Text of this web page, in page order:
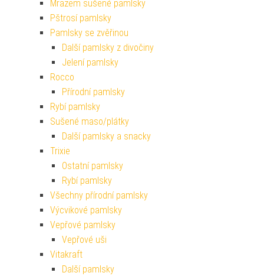
Mrazem sušené pamlsky
Pštrosí pamlsky
Pamlsky se zvěřinou
Další pamlsky z divočiny
Jelení pamlsky
Rocco
Přírodní pamlsky
Rybí pamlsky
Sušené maso/plátky
Další pamlsky a snacky
Trixie
Ostatní pamlsky
Rybí pamlsky
Všechny přírodní pamlsky
Výcvikové pamlsky
Vepřové pamlsky
Vepřové uši
Vitakraft
Další pamlsky